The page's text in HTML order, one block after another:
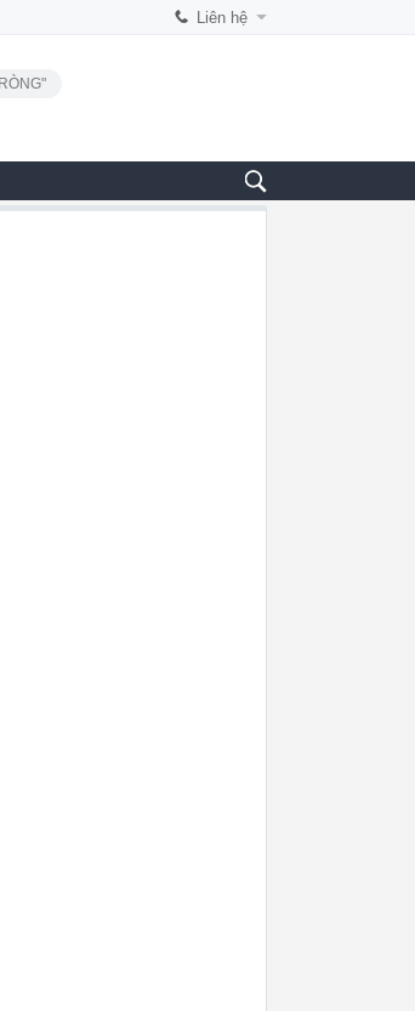
Liên hệ